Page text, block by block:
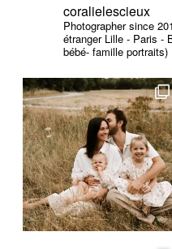
coralielescieux
Photographer since
étranger Lille - Paris -
bébé- famille portraits)